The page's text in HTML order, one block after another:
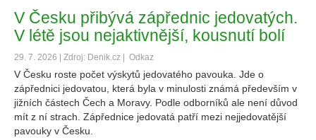
V Česku přibývá zápřednic jedovatých.
V létě jsou nejaktivnější, kousnutí bolí
29. 7. 2026 | Zdroj: Denik.cz | Odkaz
V Česku roste počet výskytů jedovatého pavouka. Jde o
zápřednici jedovatou, která byla v minulosti známá především v
jižních částech Čech a Moravy. Podle odborníků ale není důvod
mít z ní strach. Zápřednice jedovatá patří mezi nejjedovatější
pavouky v Česku.